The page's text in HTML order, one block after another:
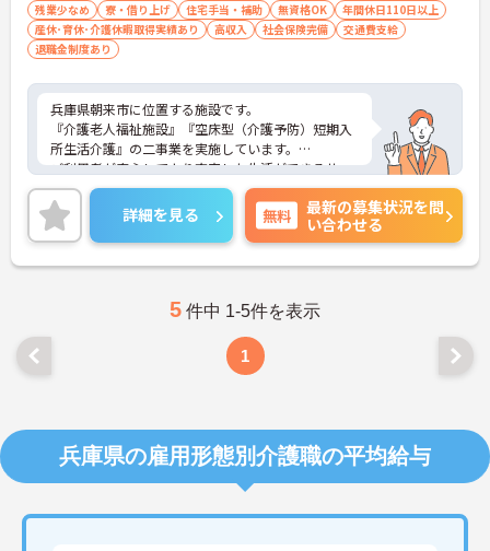
残業少なめ 寮・借り上げ 住宅手当・補助 無資格OK
年間休日110日以上
産休･育休･介護休暇取得実績あり
高収入 社会保険完備
交通費支給
退職金制度あり
兵庫県朝来市に位置する施設です。
『介護老人福祉施設』『空床型（介護予防）短期入
所生活介護』の二事業を実施しています。
ご利用者が安心してより充実した生活ができるサー
ビスの提供を心がけています。
ご興味ある方には、面接対策ポイントなど、さらに
詳細をお話しいたしますのでお気軽にご相談くださ
い！
詳細を見る 無料
最新の募集状況を問
い合わせる
5 件中 1-5件を表示
1
兵庫県の雇用形態別介護職の平均給与